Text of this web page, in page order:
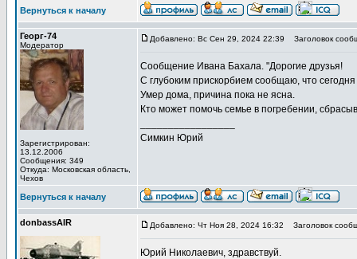
Вернуться к началу
Георг-74
Модератор
Зарегистрирован:
13.12.2006
Сообщения: 349
Откуда: Московская область,
Чехов
Добавлено: Вс Сен 29, 2024 22:39 Заголовок
Сообщение Ивана Бахала. "Дорогие друзья!
С глубоким прискорбием сообщаю, что
Умер дома, причина пока не ясна.
Кто может помочь семье в погребении,
Симкин Юрий
Вернуться к началу
donbassAIR Добавлено: Чт Ноя 28, 2024 16:32 Заголовок
Юрий Николаевич, здравствуй.